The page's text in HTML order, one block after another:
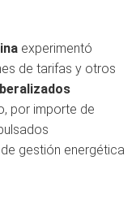
experimentó
de tarifas y otros
por importe de
gestión energética